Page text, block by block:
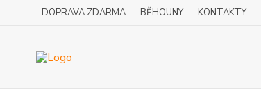
DOPRAVA ZDARMA BĚHOUNY KONTAKTY